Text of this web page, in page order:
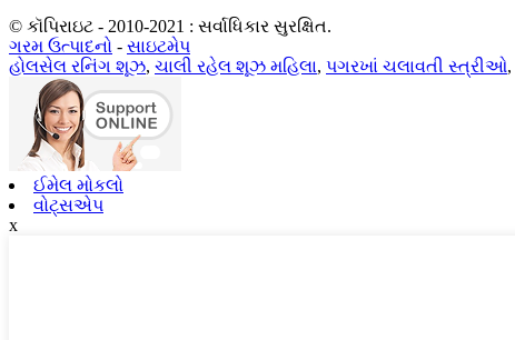
© કૉપિરાઇટ - 2010-2021 : સર્વાધિકાર સુરક્ષિત.
ગરમ ઉત્પાદનો - સાઇટમેપ
હોલસેલ રનિંગ શૂઝ, ચાલી રહેલ શૂઝ મહિલા, પગરખાં ચલાવતી સ્ત્રીઓ,
ઈમેલ મોકલો
વોટ્સએપ
x